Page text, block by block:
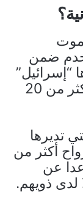
موت
ضمن
“إسرائيل”
بحق السكان الفلسطينيين منذ أكثر من 20
تديرها
أكثر من
وجرحت 2850؛ عدا عن